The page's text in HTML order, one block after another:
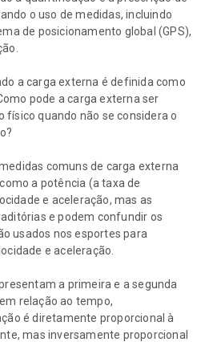
o uso de medidas, incluindo
de posicionamento global (GPS),
a carga externa é definida como
pode a carga externa ser
quando não se considera o
comuns de carga externa
a potência (a taxa de
e aceleração, mas as
e podem confundir os
usados nos esportes para
e aceleração.
a primeira e a segunda
relação ao tempo,
é diretamente proporcional à
mas inversamente proporcional